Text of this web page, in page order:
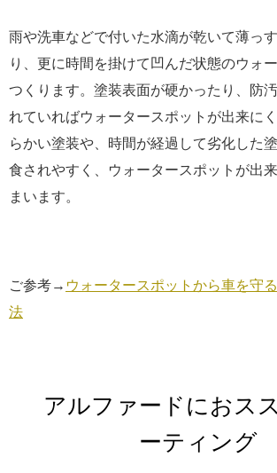
雨や洗車などで付いた水滴が乾いて薄っ
り、更に時間を掛けて凹んだ状態のウォ
つくります。塗装表面が硬かったり、防
れていればウォータースポットが出来に
らかい塗装や、時間が経過して劣化した
食されやすく、ウォータースポットが出
まいます。
ご参考→ ウォータースポットから車を守
法
アルファードにおス
ーティング